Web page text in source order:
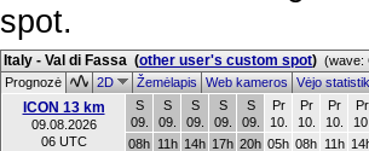
spot.
Italy - Val di Fassa (other user's custom spot) (wave:
Prognozė
2D ŽemėlapisWeb kamerosVėjo
ICON 13 km
09.08.2026
06 UTC
S
09.
S
09.
S
09.
S
09.
S
09.
Pr
10.
Pr
10.
Pr
10.
Pr
08h 11h 14h 17h 20h 05h 08h 11h